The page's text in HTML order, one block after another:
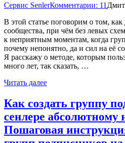
Сервис SenlerКомментарии: 11
В этой статье поговорим о том, как
сообщества, при чём без левых
к неприятным моментам, когда
почему непонятно, да и сил на её
Я расскажу о методе, которым
много лет, так сказать, …
Читать далее
Как создать группу
сенлере абсолютному
Пошаговая